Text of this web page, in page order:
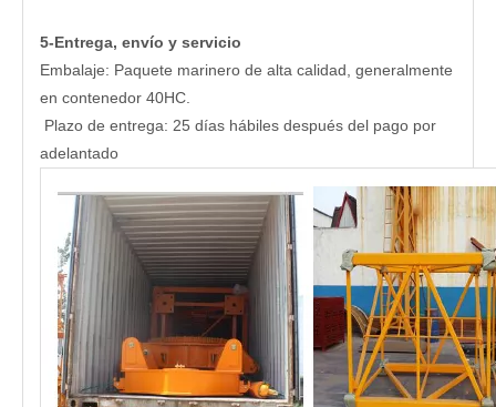
5-Entrega, envío y servicio
Embalaje: Paquete marinero de alta calidad, generalmente
en contenedor 40HC.
Plazo de entrega: 25 días hábiles después del pago por
adelantado